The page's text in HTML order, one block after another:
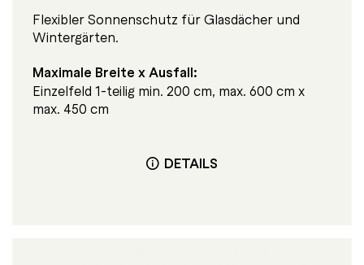
Flexibler Sonnenschutz für Glasdächer und
Wintergärten.
Maximale Breite x Ausfall:
Einzelfeld 1-teilig min. 200 cm, max. 600 cm x
max. 450 cm
DETAILS